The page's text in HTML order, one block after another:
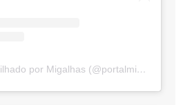
Um post compartilhado por Migalhas (@portalmigalhas)